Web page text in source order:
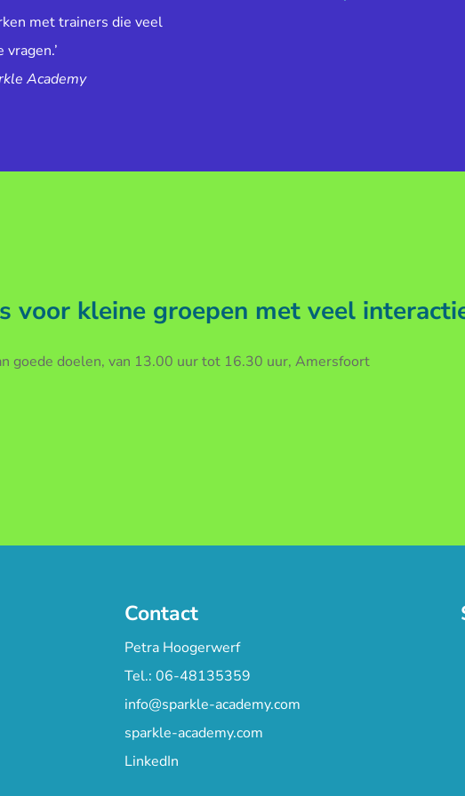
met trainers die veel
Academy
voor kleine groepen met veel
doelen, van 13.00 uur tot 16.30 uur, Amersfoort
Contact
Petra Hoogerwerf
Tel.: 06-48135359
info@sparkle-academy.com
sparkle-academy.com
LinkedIn